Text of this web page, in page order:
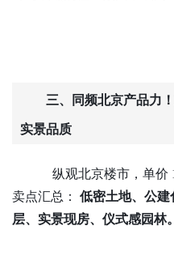
三、 同频北京产品力
实景品质
纵观北京楼市，单价
卖点汇总 ：
低密土地、公建
层、实景现房、仪式感园林。